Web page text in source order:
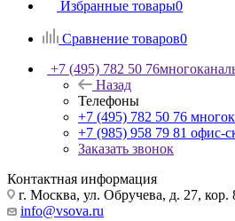
Избранные товары0
Сравнение товаров0
+7 (495) 782 50 76
Назад
Телефоны
+7 (495) 782 50 76
+7 (985) 958 79 81 офис-
Заказать звонок
Контактная информация
г. Москва, ул. Обручева, д. 27, кор.
info@vsova.ru